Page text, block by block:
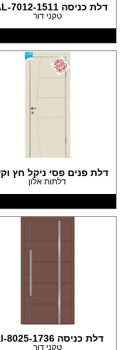
דלת כניסה 1511-RAL-7012
טקני דור
דלת פנים פסי ניקל חץ
דלתות אלון
דלת כניסה 1736-ral-8025
טקני דור